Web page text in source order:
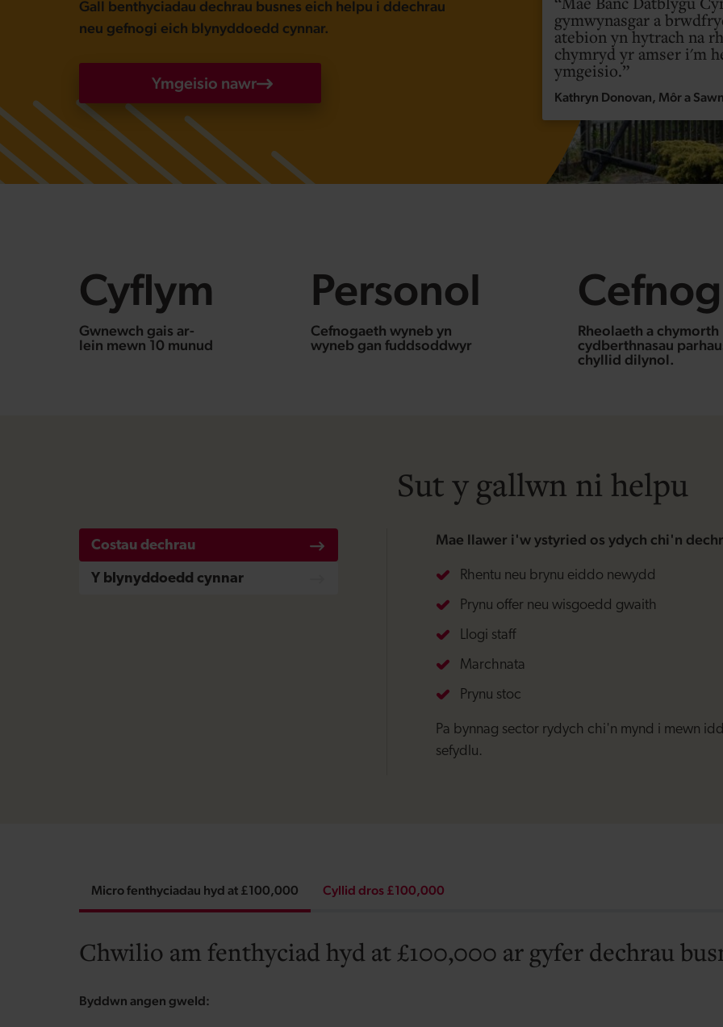
Gall benthyciadau dechrau busnes eich helpu i ddechrau
neu gefnogi eich blynyddoedd cynnar.
Ymgeisio nawr
gymwynasgar a
atebion yn hytrach na
chymryd yr amser i'm
ymgeisio.
Kathryn Donovan, Môr a
Cyflym
Gwnewch gais ar-
lein mewn 10 munud
Personol
Cefnogaeth wyneb yn
wyneb gan fuddsoddwyr
Rheolaeth a chymorth
cydberthnasau
chyllid dilynol.
Sut y gallwn ni helpu
Costau dechrau
Y blynyddoedd cynnar
Mae llawer i'w ystyried os ydych chi'n
Rhentu neu brynu eiddo newydd
Prynu offer neu wisgoedd gwaith
Llogi staff
Marchnata
Prynu stoc
Pa bynnag sector rydych chi'n mynd i mewn
sefydlu.
Micro fenthyciadau hyd at £100,000 Cyllid dros £100,000
Chwilio am fenthyciad hyd at £100,000 ar gyfer dechrau
Byddwn angen gweld: